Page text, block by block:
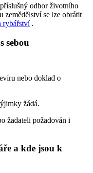
odbor životního
zemědělství se lze obrátit
rybářství.
sebou
nebo doklad o
žádá.
žadateli požadován i
a kde jsou k